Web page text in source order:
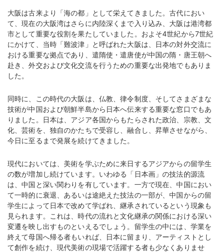
大阪は古来より「海の都」として栄えてきました。古代におい
て、現在の大阪湾はさらに内陸深くまで入り込み、大阪は港湾都
市として重要な役割を果たしていました。およそ4世紀から7世紀
にかけて、当時「難波津」と呼ばれた大阪は、日本の対外交流に
おける重要な拠点であり、遣隋使・遣唐使が中国の隋・唐王朝へ
赴き、外交および文化交流を行うための重要な出発地でもありま
した。
同時に、この時代の大阪は、仏教、律令制度、そしてさまざまな
技術が中国および朝鮮半島から日本へ伝来する重要な窓口でもあ
りました。日本は、アジア各国からもたらされた政治、宗教、文
化、芸術を、独自のかたちで受容し、融合し、昇華させながら、
今日に至るまで発展を続けてきました。
現代においては、美術を学ぶために来日するアジアからの留学生
の数が増加し続けています。いわゆる「日本画」の技法的源流
は、中国と深い関わりを有しています。一方で現在、中国におい
て一時的に衰退、あるいは途絶えた技法の一部が、中国からの留
学生によって日本で改めて学ばれ、継承されているという現象も
見られます。これは、時代の流れと文化継承の関係における深い
変遷を映し出すものといえるでしょう。留学生の中には、学業を
終えて母国へ帰る者もいれば、日本に留まり、アーティストとし
て創作を続け、現代美術の現場で活躍する者も少なくありませ